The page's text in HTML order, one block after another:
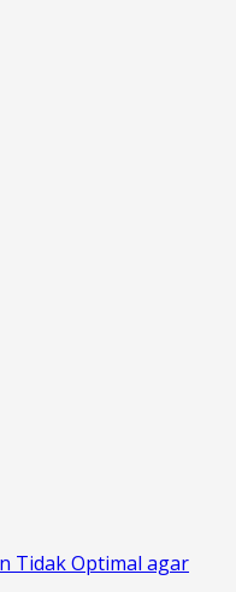
Tidak Optimal agar